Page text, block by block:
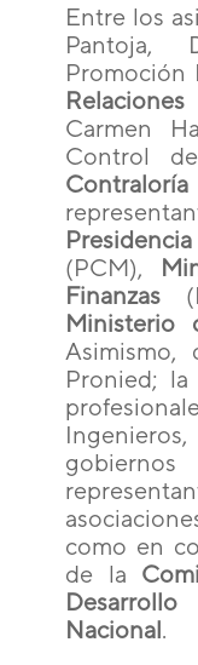
Entre los
Pantoja‚
Promoción
Carmen
Control
(PCM),
Finanzas
Ministerio
Asimismo,
Pronied;
como en
de la
Nacional.